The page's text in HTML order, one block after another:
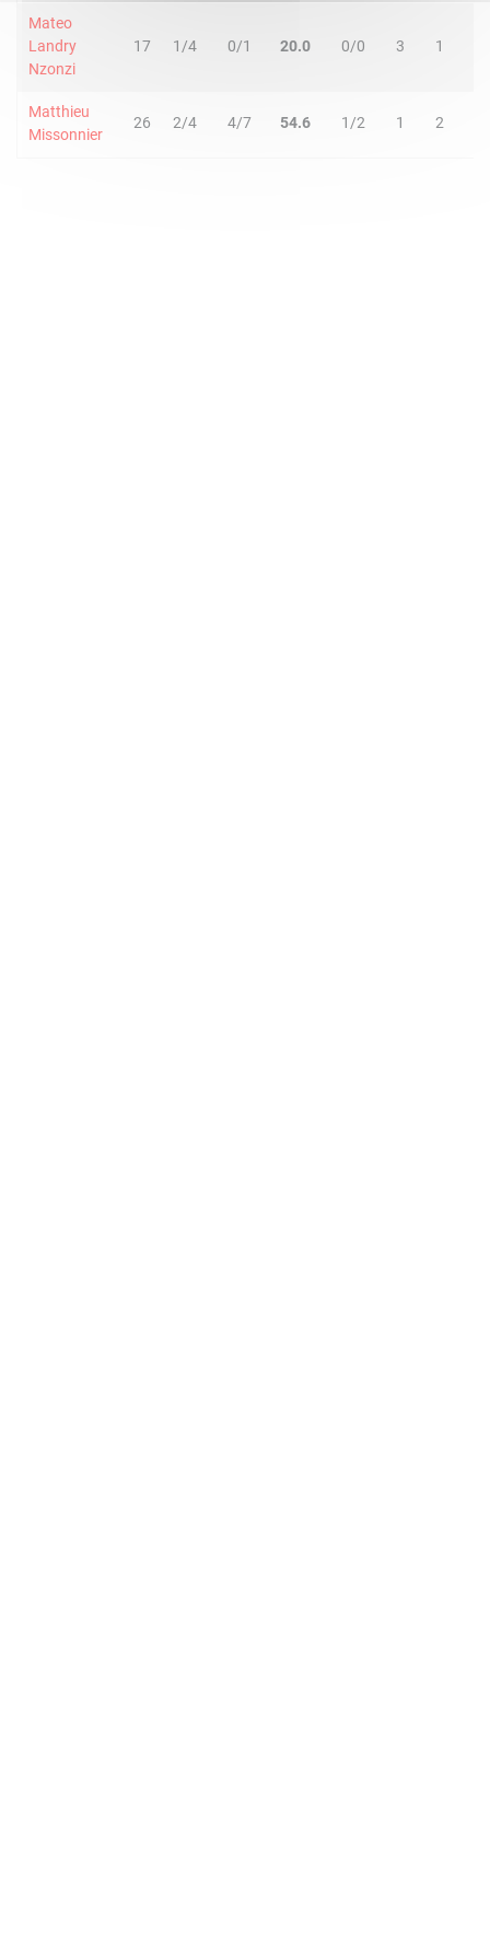
Mateo
Landry
Nzonzi
17 1/4 0/1 20.0 0/0 3 1
Matthieu
Missonnier
26 2/4 4/7 54.6 1/2 1 2